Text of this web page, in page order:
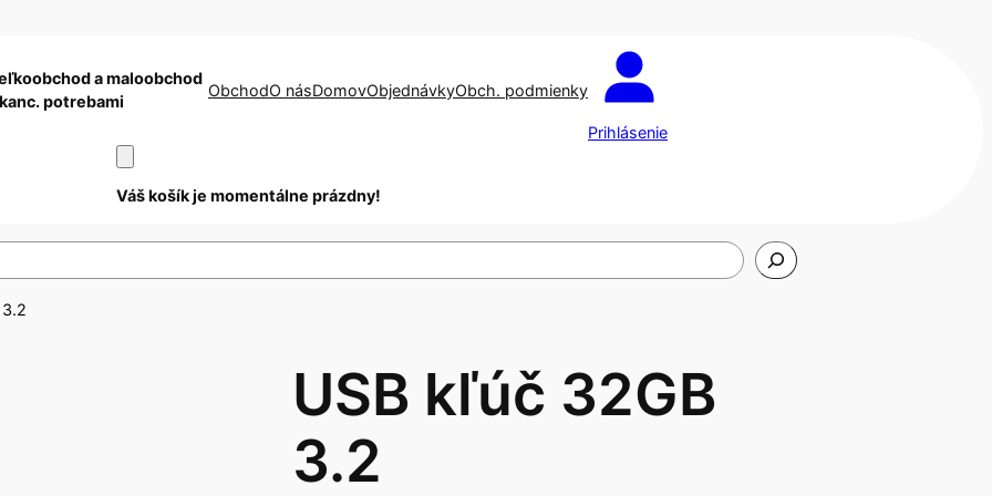
a maloobchod
potrebami
ObchodO násDomovObjednávkyObch. podmienky
Prihlásenie
Váš košík je momentálne prázdny!
USB kľúč 32GB
3.2